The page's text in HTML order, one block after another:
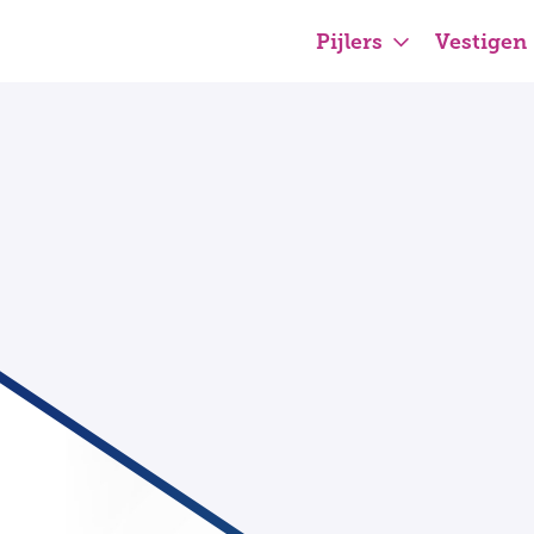
Pijlers Vestigen